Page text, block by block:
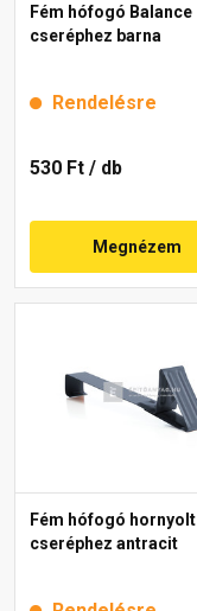
Fém hófogó Balance
cseréphez barna
Rendelésre
530 Ft / db
Megnézem
Fém hófogó hornyolt
cseréphez antracit